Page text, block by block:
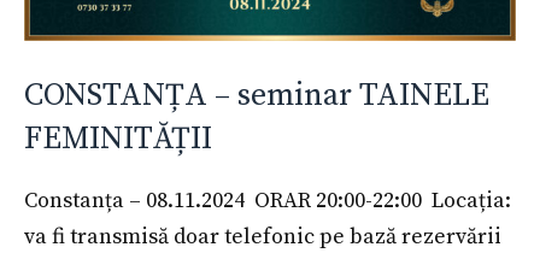
CONSTANȚA – seminar TAINELE
FEMINITĂȚII
Constanța – 08.11.2024 ORAR 20:00-22:00 Locația:
va fi transmisă doar telefonic pe bază rezervării